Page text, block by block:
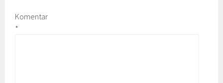
Komentar
*